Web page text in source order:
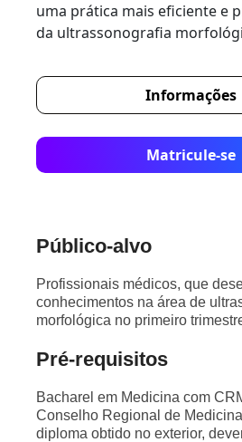
uma prática mais eficiente e
da ultrassonografia
Informações
Matricule-se
Público-alvo
Profissionais médicos, que
conhecimentos na área de
morfológica no primeiro
Pré-requisitos
Bacharel em Medicina com
Conselho Regional de
diploma obtido no exterior,